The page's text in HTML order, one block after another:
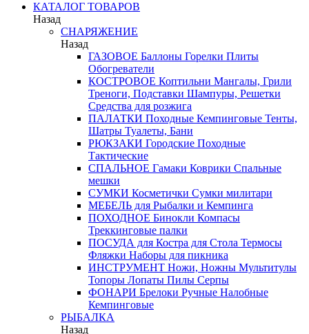
КАТАЛОГ ТОВАРОВ
Назад
СНАРЯЖЕНИЕ
Назад
ГАЗОВОЕ Баллоны Горелки Плиты
Обогреватели
КОСТРОВОЕ Коптильни Мангалы, Грили
Треноги, Подставки Шампуры, Решетки
Средства для розжига
ПАЛАТКИ Походные Кемпинговые Тенты,
Шатры Туалеты, Бани
РЮКЗАКИ Городские Походные
Тактические
СПАЛЬНОЕ Гамаки Коврики Спальные
мешки
СУМКИ Косметички Сумки милитари
МЕБЕЛЬ для Рыбалки и Кемпинга
ПОХОДНОЕ Бинокли Компасы
Треккинговые палки
ПОСУДА для Костра для Стола Термосы
Фляжки Наборы для пикника
ИНСТРУМЕНТ Ножи, Ножны Мультитулы
Топоры Лопаты Пилы Серпы
ФОНАРИ Брелоки Ручные Налобные
Кемпинговые
РЫБАЛКА
Назад